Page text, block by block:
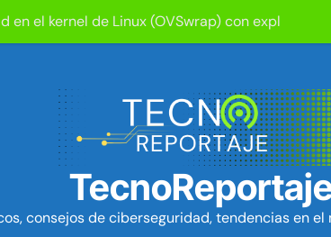
ya está disponible: Game Freak presenta su
en cPanel permite ejecutar SQL como root
para sorprender con pocos ingredientes
ciberataques que interrumpen los servicios de
84 fallos en los núcleos 4G y 5G, incluido un
consejos de ciberseguridad, tendencias en